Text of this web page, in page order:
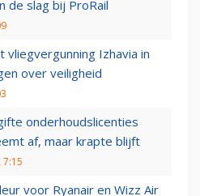
de slag bij ProRail
vliegvergunning Izhavia in
over veiligheid
onderhoudslicenties
af, maar krapte blijft
7:15
voor Ryanair en Wizz Air